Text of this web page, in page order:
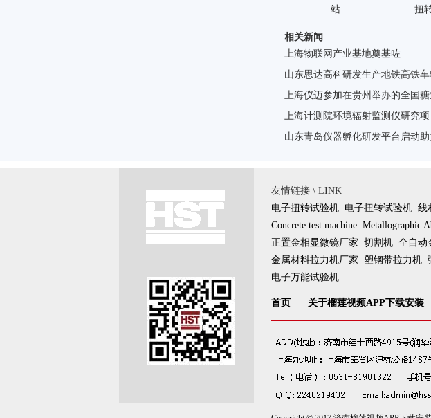
站
扭
相关新闻
上海物联网产业基地奠基咗
山东思达高科研发生产地铁高铁
上海仪迈参加在贵州举办的全国
上海计测院环境辐射监测仪研究
山东青岛仪器孵化研发平台启动
友情链接 \ LINK
电子扭转试验机 电子扭转试验机 线
Concrete test machine Metallographic
正置金相显微镜厂家 切割机 全自动
金属材料拉力机厂家
塑钢带拉力机
电子万能试验机
首页 关于榴莲视频APP下载安装